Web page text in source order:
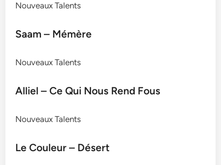
Nouveaux Talents
Saam – Mémère
Nouveaux Talents
Alliel – Ce Qui Nous Rend Fous
Nouveaux Talents
Le Couleur – Désert